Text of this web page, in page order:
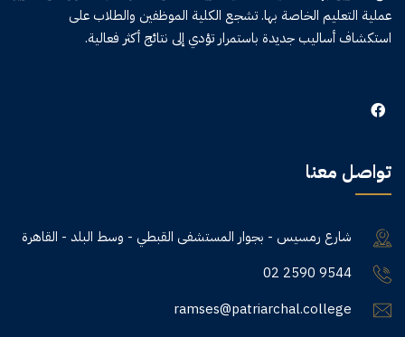
عملية التعليم الخاصة بها. تشجع الكلية الموظفين والطلاب على
استكشاف أساليب جديدة باستمرار تؤدي إلى نتائج أكثر فعالية.
تواصل معنا
شارع رمسيس - بجوار المستشفى القبطي - وسط البلد - القاهرة
02 2590 9544
ramses@patriarchal.college